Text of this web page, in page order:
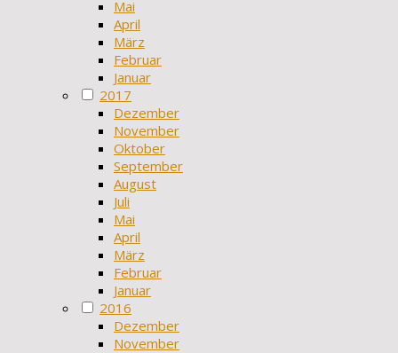
Mai
April
März
Februar
Januar
2017
Dezember
November
Oktober
September
August
Juli
Mai
April
März
Februar
Januar
2016
Dezember
November